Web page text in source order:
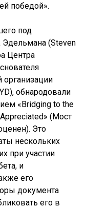
победой».
под
Эдельмана (Steven
Центра
организации
обнародовали
«Bridging to the
Appreciated» (Мост
Это
нескольких
при участии
и
его
документа
его в